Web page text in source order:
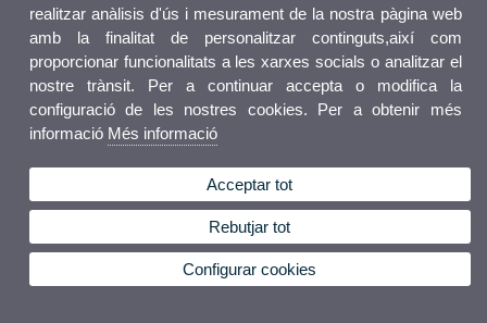
realitzar anàlisis d'ús i mesurament de la nostra pàgina web
amb la finalitat de personalitzar continguts,així com
proporcionar funcionalitats a les xarxes socials o analitzar el
nostre trànsit. Per a continuar accepta o modifica la
configuració de les nostres cookies. Per a obtenir més
informació Més informació
Acceptar tot
Rebutjar tot
Configurar cookies